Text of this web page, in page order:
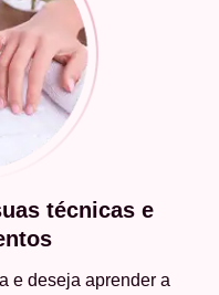
técnicas e
e deseja aprender a